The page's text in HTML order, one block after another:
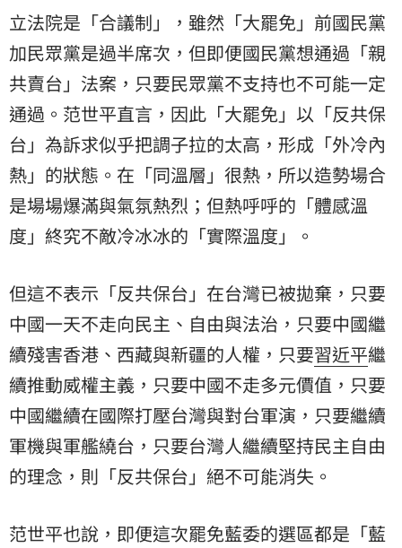
立法院是「合議制」，雖然「大罷免」前國民黨
加民眾黨是過半席次，但即便國民黨想通過「親
共賣台」法案，只要民眾黨不支持也不可能一定
通過。范世平直言，因此「大罷免」以「反共保
台」為訴求似乎把調子拉的太高，形成「外冷內
熱」的狀態。在「同溫層」很熱，所以造勢場合
是場場爆滿與氣氛熱烈；但熱呼呼的「體感溫
度」終究不敵冷冰冰的「實際溫度」。
但這不表示「反共保台」在台灣已被拋棄，只要
中國一天不走向民主、自由與法治，只要中國繼
續殘害香港、西藏與新疆的人權，只要習近平繼
續推動威權主義，只要中國不走多元價值，只要
中國繼續在國際打壓台灣與對台軍演，只要繼續
軍機與軍艦繞台，只要台灣人繼續堅持民主自由
的理念，則「反共保台」絕不可能消失。
范世平也說，即便這次罷免藍委的選區都是「藍